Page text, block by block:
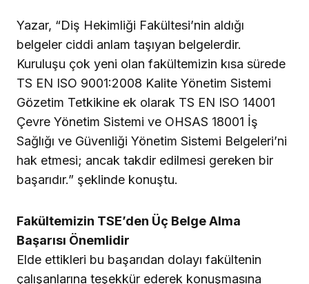
Yazar, “Diş Hekimliği Fakültesi’nin aldığı
belgeler ciddi anlam taşıyan belgelerdir.
Kuruluşu çok yeni olan fakültemizin kısa sürede
TS EN ISO 9001:2008 Kalite Yönetim Sistemi
Gözetim Tetkikine ek olarak TS EN ISO 14001
Çevre Yönetim Sistemi ve OHSAS 18001 İş
Sağlığı ve Güvenliği Yönetim Sistemi Belgeleri’ni
hak etmesi; ancak takdir edilmesi gereken bir
başarıdır.” şeklinde konuştu.
Fakültemizin TSE’den Üç Belge Alma
Başarısı Önemlidir
Elde ettikleri bu başarıdan dolayı fakültenin
çalışanlarına teşekkür ederek konuşmasına